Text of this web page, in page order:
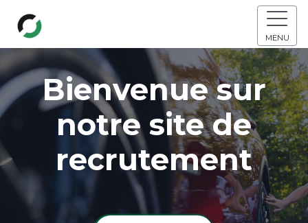
MENU
Bienvenue sur
notre site de
recrutement